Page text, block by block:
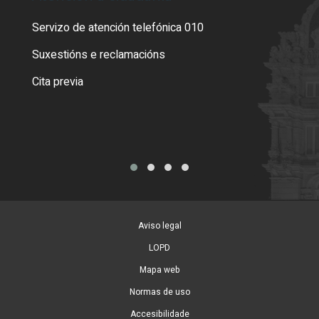
Servizo de atención telefónica 010
Suxestións e reclamacións
Cita previa
Aviso legal
LOPD
Mapa web
Normas de uso
Accesibilidade